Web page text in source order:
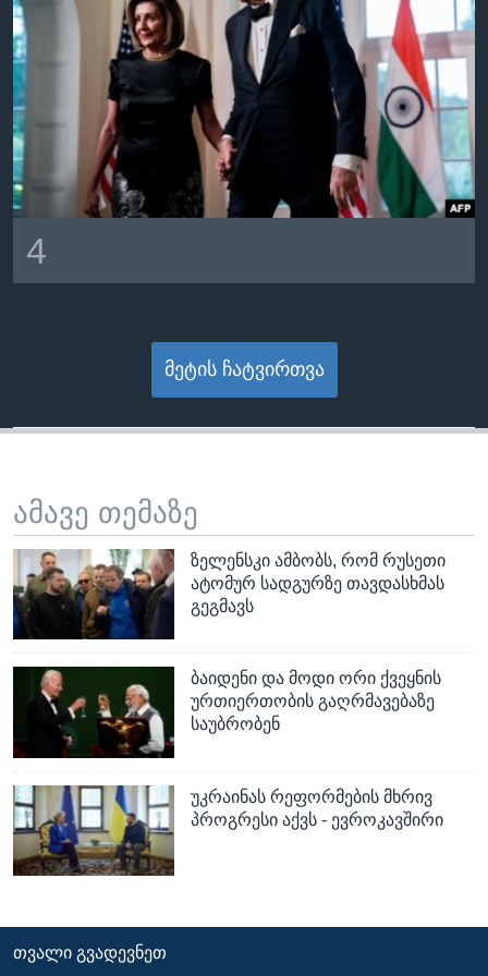
4
მეტის ჩატვირთვა
ამავე თემაზე
ზელენსკი ამბობს, რომ რუსეთი
ატომურ სადგურზე თავდასხმას
გეგმავს
ბაიდენი და მოდი ორი ქვეყნის
ურთიერთობის გაღრმავებაზე
საუბრობენ
უკრაინას რეფორმების მხრივ
პროგრესი აქვს - ევროკავშირი
ᲗᲕᲐᲚᲘ ᲒᲕᲐᲓᲔᲕᲜᲔᲗ